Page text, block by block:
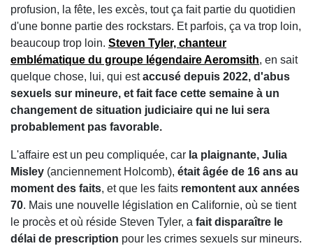
profusion, la fête, les excès, tout ça fait partie du quotidien
d'une bonne partie des rockstars. Et parfois, ça va trop loin,
beaucoup trop loin. Steven Tyler, chanteur
emblématique du groupe légendaire Aeromsith, en sait
quelque chose, lui, qui estaccusé depuis 2022, d'abus
sexuels sur mineure, et fait face cette semaine à un
changement de situation judiciaire qui ne lui sera
probablement pas favorable.
L'affaire est un peu compliquée, car la plaignante, Julia
Misley (anciennement Holcomb), était âgée de 16 ans au
moment des faits, et que les faits remontent aux années
70. Mais une nouvelle législation en Californie, où se tient
le procès et où réside Steven Tyler, a fait disparaître le
délai de prescription pour les crimes sexuels sur mineurs.